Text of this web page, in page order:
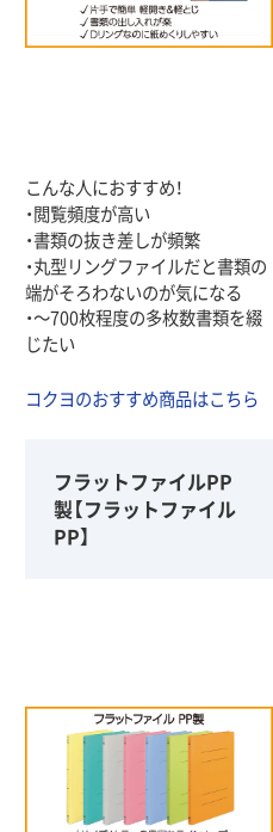
こんな人におすすめ！
・閲覧頻度が高い
・書類の抜き差しが頻繁
・丸型リングファイルだと書類の
端がそろわないのが気になる
・～700枚程度の多枚数書類を綴
じたい
コクヨのおすすめ商品はこちら
フラットファイルPP
製【フラットファイル
PP】